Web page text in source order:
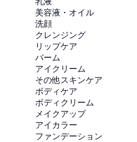
美容液・オイル
洗顔
クレンジング
リップケア
バーム
アイクリーム
その他スキンケア
ボディケア
ボディクリーム
メイクアップ
アイカラー
ファンデーション